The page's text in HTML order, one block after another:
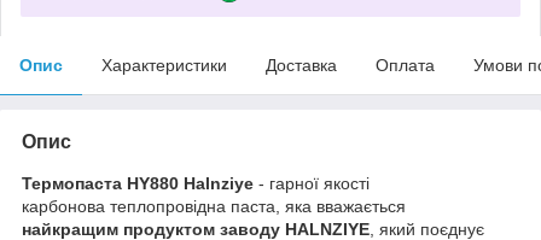
Опис Характеристики Доставка Оплата Умови
Опис
Термопаста HY880 Halnziye - гарної якості
карбонова теплопровідна паста, яка вважається
найкращим продуктом заводу HALNZIYE , який поєднує